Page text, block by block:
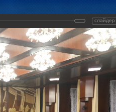
Приоритеты
слайдер